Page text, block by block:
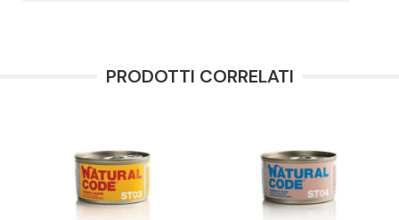
PRODOTTI CORRELATI